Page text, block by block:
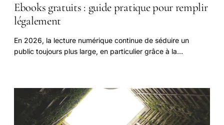
Ebooks gratuits : guide pratique pour remplir
légalement
En 2026, la lecture numérique continue de séduire un
public toujours plus large, en particulier grâce à la